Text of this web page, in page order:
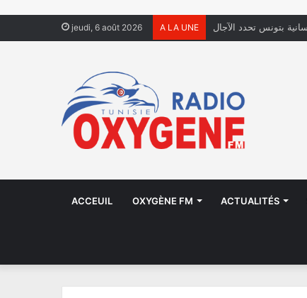
jeudi, 6 août 2026 A LA UNE بتونس تحدد الآجال
ACCEUIL OXYGÈNE FM ACTUALITÉS